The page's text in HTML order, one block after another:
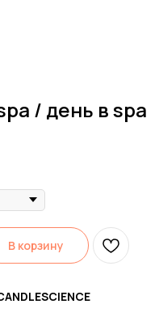
/ день в spa
В корзину